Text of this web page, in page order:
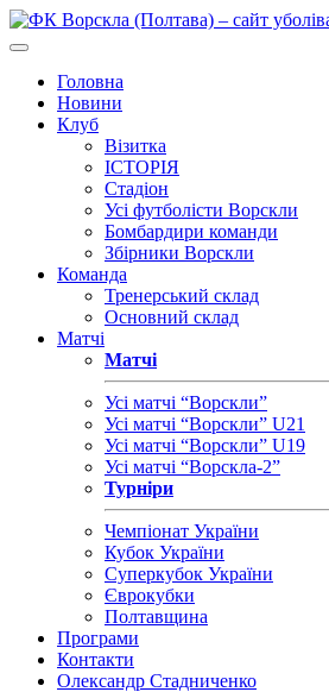
Головна
Новини
Клуб
Візитка
ІСТОРІЯ
Стадіон
Усі футболісти Ворскли
Бомбардири команди
Збірники Ворскли
Команда
Тренерський склад
Основний склад
Матчі
Матчі
Усі матчі “Ворскли”
Усі матчі “Ворскли” U21
Усі матчі “Ворскли” U19
Усі матчі “Ворскла-2”
Турніри
Чемпіонат України
Кубок України
Суперкубок України
Єврокубки
Полтавщина
Програми
Контакти
Олександр Стадниченко